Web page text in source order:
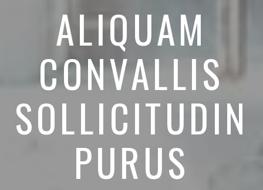
ALIQUAM
CONVALLIS
SOLLICITUDIN
PURUS